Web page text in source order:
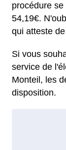
procédure
54,19€.
qui atteste
Si vous
service de
Monteil, les
disposition.